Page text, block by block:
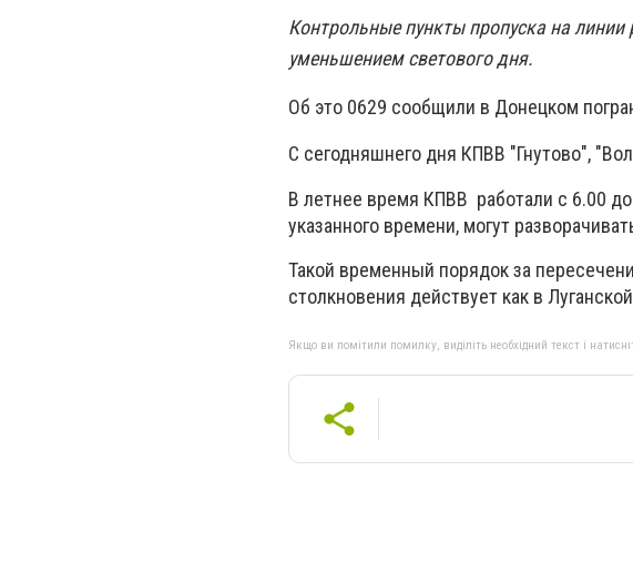
Контрольные пункты пропуска на
уменьшением светового дня.
Об это 0629 сообщили в Донецком
С сегодняшнего дня КПВВ "Гнутово",
В летнее время КПВВ работали с 6.00
указанного времени, могут
Такой временный порядок за
столкновения действует как в
Якщо ви помітили помилку, виділіть необхідний текст і